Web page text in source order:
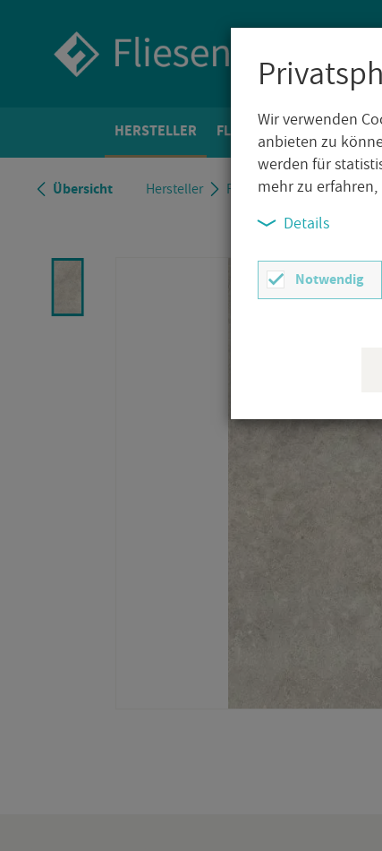
Wir verwenden
anbieten zu
werden für
mehr zu erfahren,
Details
Notwendig
HER­STEL­LER FLIE­SEN­WELT
Über­sicht Her­stel­ler Ragno Ragno